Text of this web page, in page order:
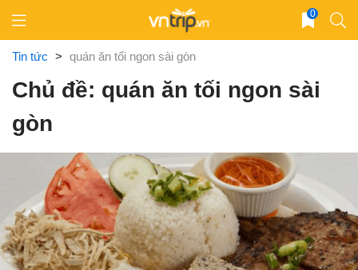
content
0
Tin tức > quán ăn tối ngon sài gòn
Chủ đề: quán ăn tối ngon sài
gòn